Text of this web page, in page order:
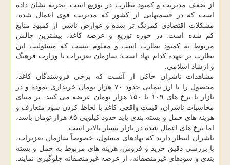
از ضعف مدیریت و کمبود نظارت در توزیع است. تجربه نشان داده
است که در قسمتهایی از کشور که مدیریت قوی اعمال شده،
مشکلات اقتصادی کمرنگ تر شده و عوارض ناشی از کمبود منابع
کم شده است. در حوزه توزیع و عرضه کاغذ، بیشترین چالش
مربوط به کمبود نظارت است و معلوم نیست که مسئولیت این
نظارت بر عهده کدام نهاد است؛ سازمان تعزیرات یا وزارت فرهنگ
و ارشاد اسلامی.
مشاهدات ناشران حاکی از آنست که برخی فروشندگان کاغذ،
محصول را با ارز نیمایی حدود ۷۰ هزار تومان خریداری نموده و در
بازار با نرخ های ۱۰۹ تا ۱۵۰ هزار تومان عرضه می کنند. بر مبنای
محاسبات ناشران، قیمت واقعی کاغذ با لحاظ کردن سود متعارف و
هزینه های حمل و بسته بندی باید حدود کیلویی ۸۵ هزار تومان باشد،
اما نرخ های اعمال شده در بازار بسیار بالاتر است.
ناشران انتظار دارند که نهادهای مسئول، خصوصاً سازمان تعزیرات،
با بررسی دقیق خرید و فروش، هزینه های مربوط به حمل و بسته
بندی و سودهای غیرمنصفانه، از عرضه غیرمنصفانه جلوگیری نمایند.